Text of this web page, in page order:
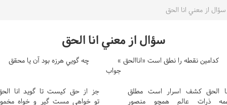
سؤال از معني انا الحق
سؤال از معني انا الحق
کدامين نقطه را نطق است «اناالحق »
چه گويي هرزه بود آن يا محقق
جواب
الحق کشف اسرار است مطلق
جز از حق کيست تا گويد انا
ذرات عالم همچو منصور
تو خواهي مست گير و خواه